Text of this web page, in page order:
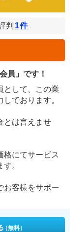
判 1件
員」です！
として、この業
ております。
とは言えませ
格にてサービス
。
お客様をサポー
（無料）